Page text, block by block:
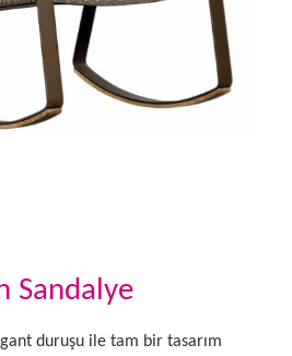
Sandalye
duruşu ile tam bir tasarım